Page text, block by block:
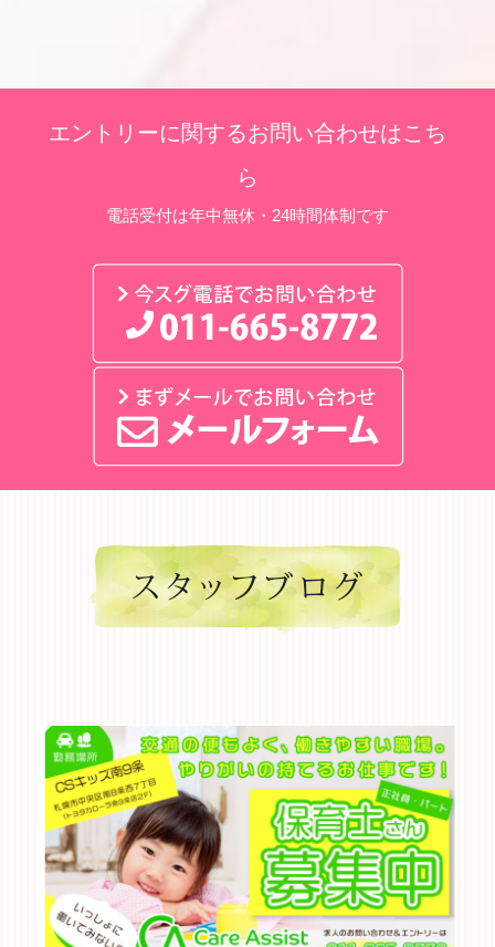
エントリーに関するお問い合わせはこち
ら
電話受付は年中無休・24時間体制です